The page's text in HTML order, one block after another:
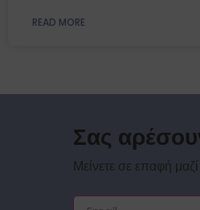
READ MORE
Σας
Μείνετε σε επαφή